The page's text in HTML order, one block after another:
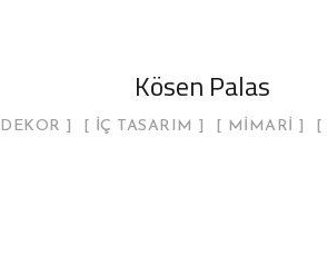
Kösen Palas
DEKOR İÇ TASARIM MIMARI